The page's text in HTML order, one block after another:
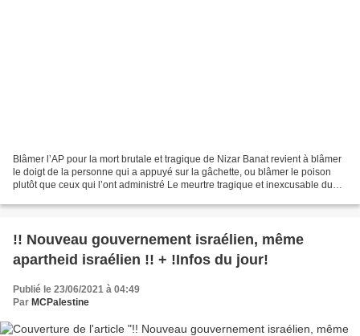
Blâmer l’AP pour la mort brutale et tragique de Nizar Banat revient à blâmer
le doigt de la personne qui a appuyé sur la gâchette, ou blâmer le poison
plutôt que ceux qui l’ont administré Le meurtre tragique et inexcusable du
!! Nouveau gouvernement israélien, même
apartheid israélien !! + !Infos du jour!
Publié le 23/06/2021 à 04:49
Par MCPalestine